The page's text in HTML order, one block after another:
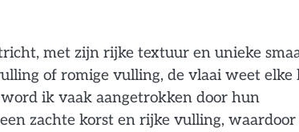
met zijn rijke textuur en unieke
of romige vulling, de vlaai weet elke
word ik vaak aangetrokken door hun
zachte korst en rijke vulling, waardoor